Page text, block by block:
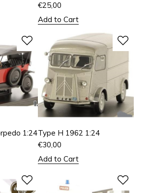
€25,00
Add to Cart
1:24Type H 1962 1:24
€30,00
Add to Cart